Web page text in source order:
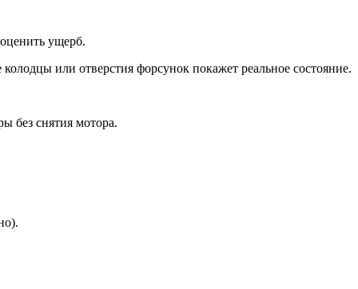
ущерб.
или отверстия форсунок покажет реальное состояние.
без снятия мотора.